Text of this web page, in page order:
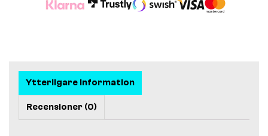
Ytterligare information
Recensioner (0)